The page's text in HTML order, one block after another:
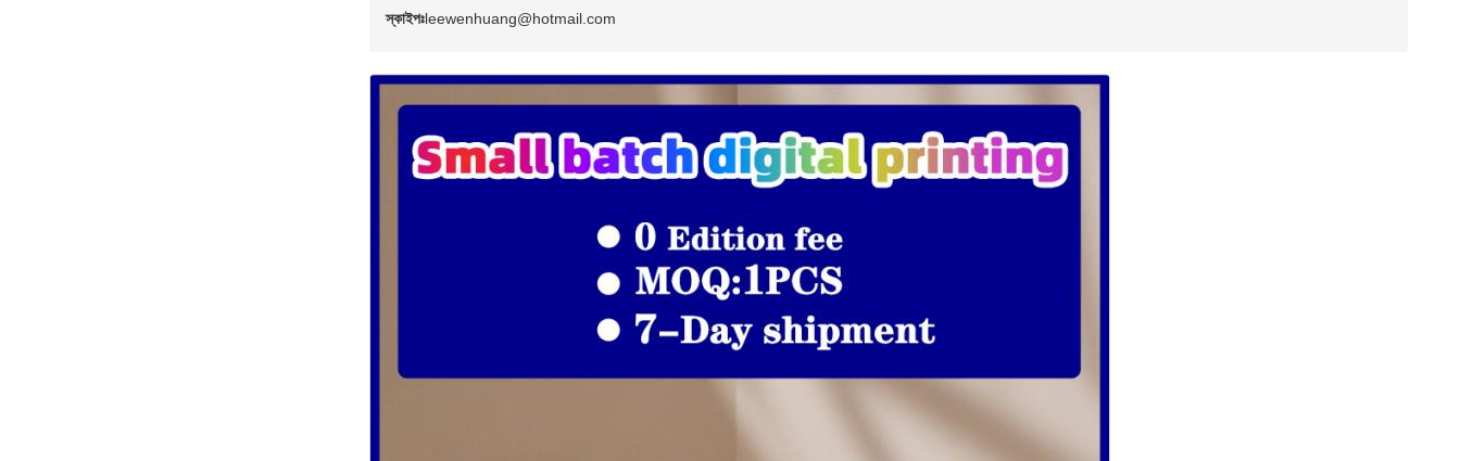
স্কাইপঃleewenhuang@hotmail.com